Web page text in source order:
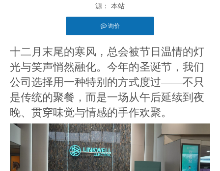
源： 本站
询价
["facebook","twitter","line","wechat","linkedin","pinterest","whatsapp"]
十二月末尾的寒风，总会被节日温情的灯
光与笑声悄然融化。今年的圣诞节，我们
公司选择用一种特别的方式度过——不只
是传统的聚餐，而是一场从午后延续到夜
晚、贯穿味觉与情感的手作欢聚。